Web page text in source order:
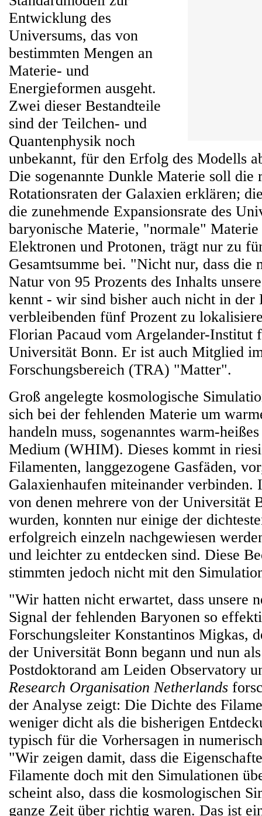
Entwicklung des
Universums, das von
bestimmten Mengen an
Materie- und
Energieformen ausgeht.
Zwei dieser Bestandteile
sind der Teilchen- und
Quantenphysik noch
unbekannt, für den Erfolg des Modells
Die sogenannte Dunkle Materie soll die
Rotationsraten der Galaxien erklären;
die zunehmende Expansionsrate des
baryonische Materie, "normale"
Elektronen und Protonen, trägt nur zu
Gesamtsumme bei. "Nicht nur, dass die
Natur von 95 Prozents des Inhalts
kennt - wir sind bisher auch nicht in der
verbleibenden fünf Prozent zu
Florian Pacaud vom Argelander-Institut
Universität Bonn. Er ist auch Mitglied
Forschungsbereich (TRA) "Matter".
Groß angelegte kosmologische
sich bei der fehlenden Materie um
handeln muss, sogenanntes warm-
Medium (WHIM). Dieses kommt in
Filamenten, langgezogene Gasfäden,
Galaxienhaufen miteinander verbinden.
von denen mehrere von der Universität
wurden, konnten nur einige der
erfolgreich einzeln nachgewiesen
und leichter zu entdecken sind. Diese
stimmten jedoch nicht mit den
"Wir hatten nicht erwartet, dass unsere
Signal der fehlenden Baryonen so
Forschungsleiter Konstantinos Migkas,
der Universität Bonn begann und nun
Postdoktorand am Leiden Observatory
Research Organisation Netherlands
der Analyse zeigt: Die Dichte des
weniger dicht als die bisherigen
typisch für die Vorhersagen in
"Wir zeigen damit, dass die
Filamente doch mit den Simulationen
scheint also, dass die kosmologischen
ganze Zeit über richtig waren. Das ist